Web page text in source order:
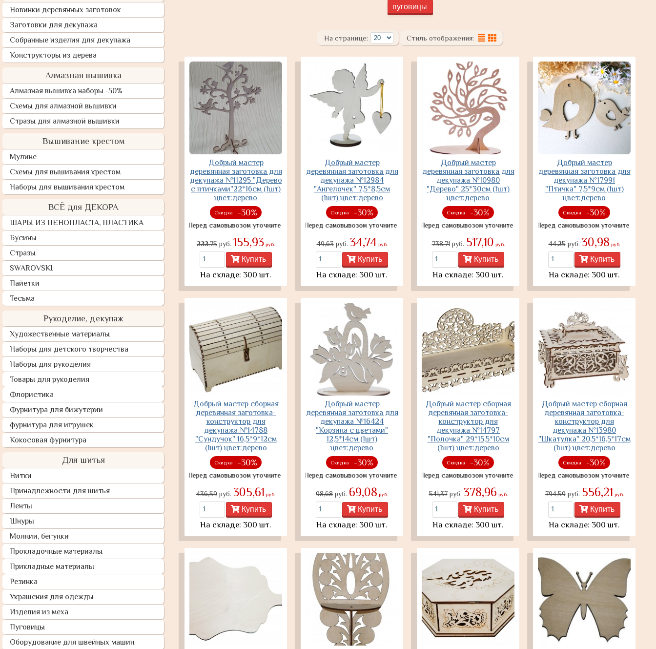
Новинки деревянных заготовок
Заготовки для декупажа
Собранные изделия для декупажа
Конструкторы из дерева
Алмазная вышивка
Алмазная вышивка наборы -50%
Схемы для алмазной вышивки
Стразы для алмазной вышивки
Вышивание крестом
Мулине
Схемы для вышивания крестом
Наборы для вышивания крестом
ВСЁ для ДЕКОРА
ШАРЫ ИЗ ПЕНОПЛАСТА, ПЛАСТИКА
Бусины
Стразы
SWAROVSKI
Пайетки
Тесьма
Рукоделие, декупаж
Художественные материалы
Наборы для детского творчества
Наборы для рукоделия
Товары для рукоделия
Флористика
Фурнитура для бижутерии
фурнитура для игрушек
Кокосовая фурнитура
Для шитья
Нитки
Принадлежности для шитья
Ленты
Шнуры
Молнии, бегунки
Прокладочные материалы
Прикладные материалы
Резинка
Украшения для одежды
Изделия из меха
Пуговицы
Оборудование для швейных машин
пуговицы
На странице: Стиль отображения:
Добрый мастер
деревянная заготовка для
декупажа №11295 "Дерево
с птичками"22*16см (1шт)
цвет:дерево
Скидка -30%
Перед самовывозом уточните наличие товара
222,75руб. 155,93 руб.
Купить
На складе: 300 шт.
Добрый мастер
деревянная заготовка для
декупажа №12984
"Ангелочек" 7,5*8,5см
(1шт) цвет:дерево
Скидка -30%
Перед самовывозом уточните наличие товара
49,63руб. 34,74 руб.
Купить
На складе: 300 шт.
Добрый мастер
деревянная заготовка для
декупажа №10980
"Дерево" 25*30см (1шт)
цвет:дерево
Скидка -30%
Перед самовывозом уточните наличие товара
738,71руб. 517,10 руб.
Купить
На складе: 300 шт.
Добрый мастер
деревянная заготовка для
декупажа №17991
"Птичка" 7,5*9см (1шт)
цвет:дерево
Скидка -30%
Перед самовывозом уточните наличие товара
44,25руб. 30,98 руб.
Купить
На складе: 300 шт.
Добрый мастер сборная
деревянная заготовка-
конструктор для
декупажа №14788
"Сундучок" 16,5*9*12см
(1шт) цвет:дерево
Скидка -30%
Перед самовывозом уточните наличие товара
436,59руб. 305,61 руб.
Купить
На складе: 300 шт.
Добрый мастер
деревянная заготовка для
декупажа №16424
"Корзина с цветами"
12,5*14см (1шт)
цвет:дерево
Скидка -30%
Перед самовывозом уточните наличие товара
98,68руб. 69,08 руб.
Купить
На складе: 300 шт.
Добрый мастер сборная
деревянная заготовка-
конструктор для
декупажа №14797
"Полочка" 29*15,5*10см
(1шт) цвет:дерево
Скидка -30%
Перед самовывозом уточните наличие товара
541,37руб. 378,96 руб.
Купить
На складе: 300 шт.
Добрый мастер сборная
деревянная заготовка-
конструктор для
декупажа №13980
"Шкатулка" 20,5*16,5*17см
(1шт) цвет:дерево
Скидка -30%
Перед самовывозом уточните наличие товара
794,59руб. 556,21 руб.
Купить
На складе: 300 шт.